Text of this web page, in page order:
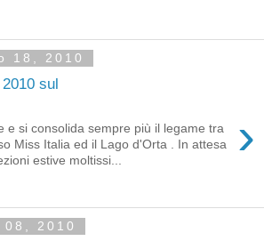
18, 2010
sul
›
e si consolida sempre più il legame tra
Miss Italia ed il Lago d'Orta . In attesa
estive moltissi...
2010